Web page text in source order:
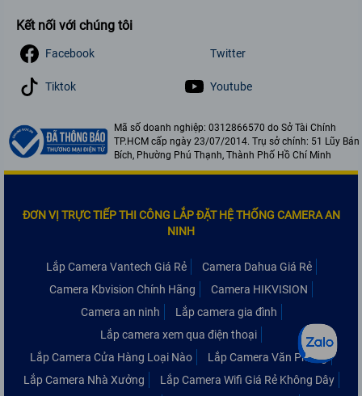
Kết nối với chúng tôi
Facebook Twitter
Tiktok Youtube
Mã số doanh nghiệp: 0312866570 do Sở Tài Chính
TP.HCM cấp ngày 23/07/2014. Trụ sở chính: 51 Lũy Bán
Bích, Phường Phú Thạnh, Thành Phố Hồ Chí Minh
ĐƠN VỊ TRỰC TIẾP THI CÔNG LẮP ĐẶT HỆ THỐNG CAMERA AN
NINH
Lắp Camera Vantech Giá Rẻ
Camera Dahua Giá Rẻ
Camera Kbvision Chính Hãng
Camera HIKVISION
Camera an ninh
Lắp camera gia đình
Lắp camera xem qua điện thoại
Lắp Camera Cửa Hàng Loại Nào
Lắp Camera Văn Phòng
Lắp Camera Nhà Xưởng
Lắp Camera Wifi Giá Rẻ Không Dây